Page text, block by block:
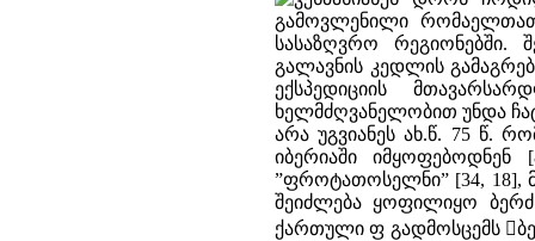
გამოვლენილი
სასაზღვრო რეგიონებში.
გალავნის კედლის
ექსპედიციის
ხელმძღვანელობით უნდა
არა უგვიანეს ახ.წ. 75 წ.
იბერიაში იმყოფებოდნენ
”ფროტათოსელნი” [34, 18],
შეიძლება ყოფილიყო
ქართული ფ გადმოსცემს